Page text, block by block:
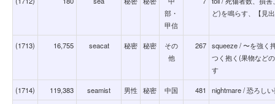
部・
甲信
ど)を鳴らす、【見
(1713) 16,755 seacat 秘密 秘密
その
他
267 squeeze / 〜を強く
つく抱く(果物など
す
(1714) 119,383 seamist 男性 秘密 中国 481 nightmare / 恐ろし